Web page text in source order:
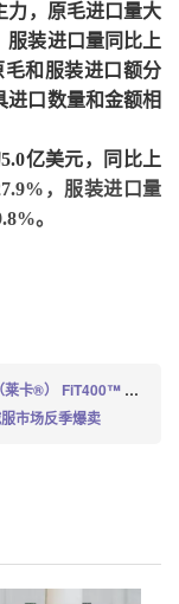
力，原毛进口量大
服装进口量同比上
毛和服装进口额分
进口数量和金额相
亿美元，同比上
，服装进口量
。
®） FiT400™ 纤维
市场反季爆卖